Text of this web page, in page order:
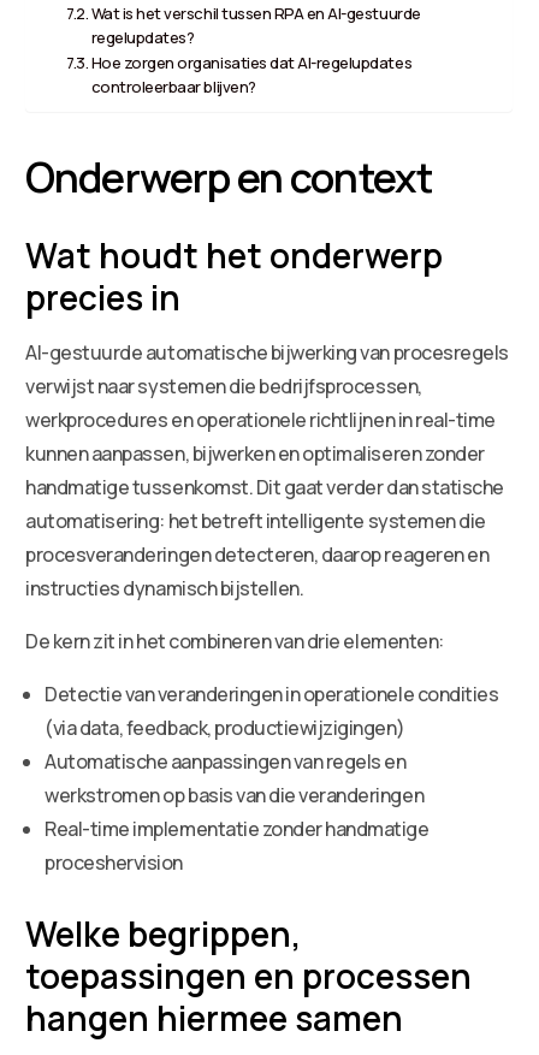
Wat is het verschil tussen RPA en AI-gestuurde
regelupdates?
Hoe zorgen organisaties dat AI-regelupdates
controleerbaar blijven?
Onderwerp en context
Wat houdt het onderwerp
precies in
AI-gestuurde automatische bijwerking van procesregels
verwijst naar systemen die bedrijfsprocessen,
werkprocedures en operationele richtlijnen in real-time
kunnen aanpassen, bijwerken en optimaliseren zonder
handmatige tussenkomst. Dit gaat verder dan statische
automatisering: het betreft intelligente systemen die
procesveranderingen detecteren, daarop reageren en
instructies dynamisch bijstellen.
De kern zit in het combineren van drie elementen:
Detectie van veranderingen in operationele condities
(via data, feedback, productiewijzigingen)
Automatische aanpassingen van regels en
werkstromen op basis van die veranderingen
Real-time implementatie zonder handmatige
proceshervision
Welke begrippen,
toepassingen en processen
hangen hiermee samen